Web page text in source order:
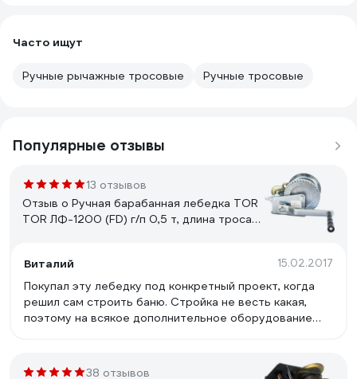
Часто ищут
Ручные рычажные тросовые Ручные тросовые
Популярные отзывы
13 отзывов
Отзыв о Ручная барабанная лебедка TOR
TOR ЛФ-1200 (FD) г/п 0,5 т, длина троса
Виталий
15.02.2017
Покупал эту лебедку под конкретный проект, когда
решил сам строить баню. Стройка не весть какая,
поэтому на всякое дополнительное оборудование
конечно, сделана не на века. Но главное, что мне
38 отзывов